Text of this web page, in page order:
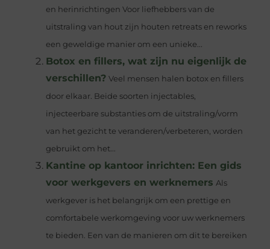
en herinrichtingen Voor liefhebbers van de
uitstraling van hout zijn houten retreats en reworks
een geweldige manier om een unieke...
Botox en fillers, wat zijn nu eigenlijk de
verschillen? Veel mensen halen botox en fillers
door elkaar. Beide soorten injectables,
injecteerbare substanties om de uitstraling/vorm
van het gezicht te veranderen/verbeteren, worden
gebruikt om het...
Kantine op kantoor inrichten: Een gids
voor werkgevers en werknemers Als
werkgever is het belangrijk om een prettige en
comfortabele werkomgeving voor uw werknemers
te bieden. Een van de manieren om dit te bereiken